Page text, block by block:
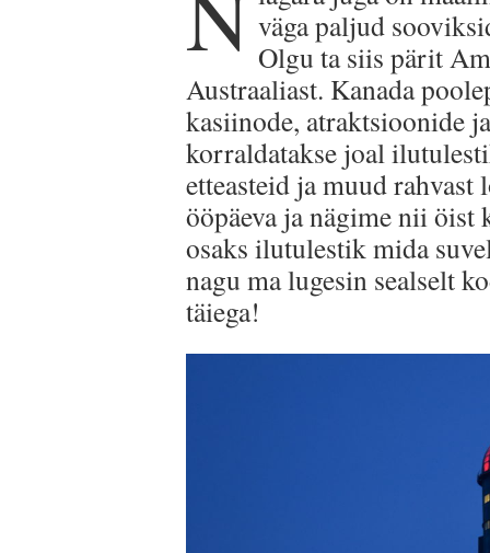
väga paljud
Olgu ta siis pärit
Austraaliast. Kanada
kasiinode, atraktsioonide
korraldatakse joal
etteasteid ja muud
ööpäeva ja nägime nii öist
osaks ilutulestik mida
nagu ma lugesin sealselt
täiega!